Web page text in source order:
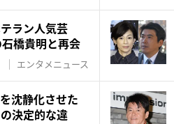
ラン人気芸
橋貴明と再会
エンタメニュース
沈静化させた
決定的な違